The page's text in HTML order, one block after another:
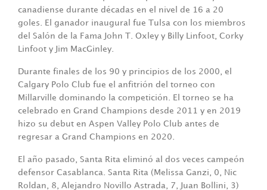
canadiense durante décadas en el nivel de 16 a 20
goles. El ganador inaugural fue Tulsa con los miembros
del Salón de la Fama John T. Oxley y Billy Linfoot, Corky
Linfoot y Jim MacGinley.
Durante finales de los 90 y principios de los 2000, el
Calgary Polo Club fue el anfitrión del torneo con
Millarville dominando la competición. El torneo se ha
celebrado en Grand Champions desde 2011 y en 2019
hizo su debut en Aspen Valley Polo Club antes de
regresar a Grand Champions en 2020.
El año pasado, Santa Rita eliminó al dos veces campeón
defensor Casablanca. Santa Rita (Melissa Ganzi, 0, Nic
Roldan, 8, Alejandro Novillo Astrada, 7, Juan Bollini, 3)